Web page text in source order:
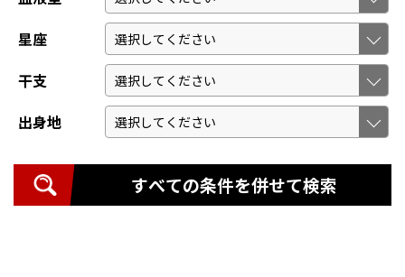
星座
干支
出身地
すべての条件を併せて検索